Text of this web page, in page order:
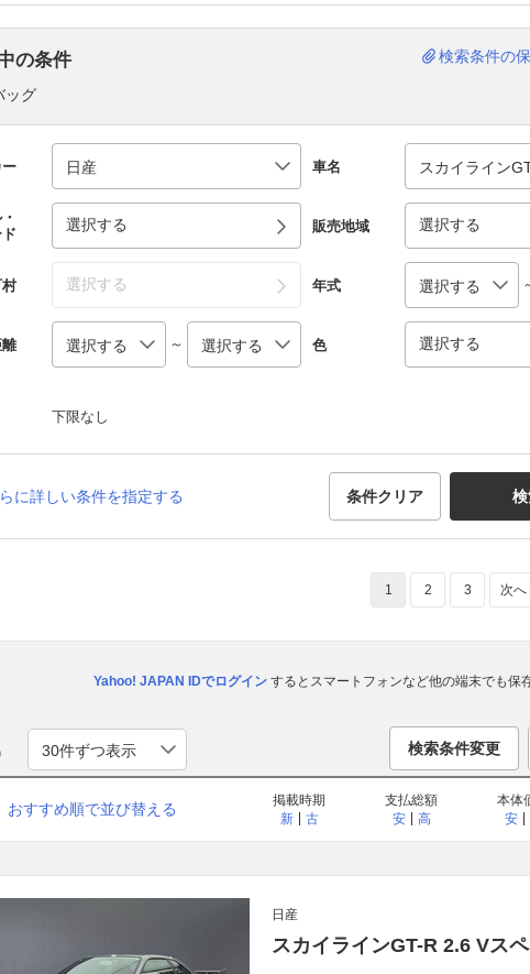
の条件
ッグ
検索条件の
ー 車名
選択する 販売地域 選択する
選択する 年式
～ 色 選択する
下限なし
に詳しい条件を指定する 条件クリア
1 2 3 次へ
Yahoo! JAPAN IDでログインするとスマートフォンなど他の端末でも保
検索条件変更
おすすめ順で並び替える
掲載時期
新
古
支払総額
安
高
本体
安
日産
スカイラインGT-R 2.6 Vス